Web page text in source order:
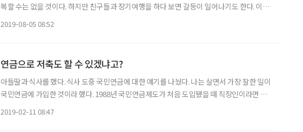
복할 수는 없을 것이다. 하지만 친구들과 장기여행을 하다 보면 갈등이 일어나기도 한다. 이것
2019-08-05 08:52
연금으로 저축도 할 수 있겠냐고?
아들딸과 식사를 했다. 식사 도중 국민연금에 대한 얘기를 나눴다. 나는 살면서 가장 잘한 일이
국민연금에 가입한 것이라 했다. 1988년 국민연금제도가 처음 도입됐을 때 직장인이라면 누
2019-02-11 08:47